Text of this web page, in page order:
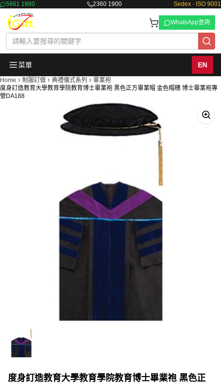
5661 1880 2360 1900 Sedex · ISO 9001
WhatsApp查詢
菜單 EN
Home 制服訂做 典禮儀式系列
畢業袍
度身訂造教育大學教育學院教育博士畢業袍 黑色正方畢業帽 金色帽穗 博士畢業袍專
營DA188
度身訂造教育大學教育學院教育博士畢業袍 黑色正